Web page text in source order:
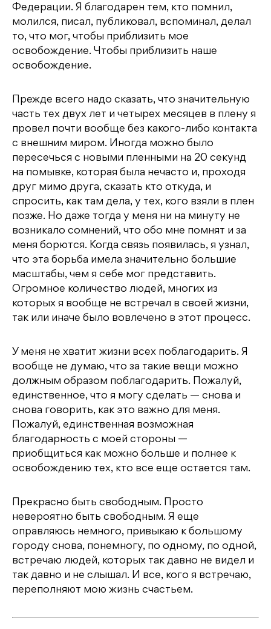
Федерации. Я благодарен тем, кто помнил,
молился, писал, публиковал, вспоминал, делал
то, что мог, чтобы приблизить мое
освобождение. Чтобы приблизить наше
освобождение.
Прежде всего надо сказать, что значительную
часть тех двух лет и четырех месяцев в плену я
провел почти вообще без какого-либо контакта
с внешним миром. Иногда можно было
пересечься с новыми пленными на 20 секунд
на помывке, которая была нечасто и, проходя
друг мимо друга, сказать кто откуда, и
спросить, как там дела, у тех, кого взяли в плен
позже. Но даже тогда у меня ни на минуту не
возникало сомнений, что обо мне помнят и за
меня борются. Когда связь появилась, я узнал,
что эта борьба имела значительно большие
масштабы, чем я себе мог представить.
Огромное количество людей, многих из
которых я вообще не встречал в своей жизни,
так или иначе было вовлечено в этот процесс.
У меня не хватит жизни всех поблагодарить. Я
вообще не думаю, что за такие вещи можно
должным образом поблагодарить. Пожалуй,
единственное, что я могу сделать — снова и
снова говорить, как это важно для меня.
Пожалуй, единственная возможная
благодарность с моей стороны —
приобщиться как можно больше и полнее к
освобождению тех, кто все еще остается там.
Прекрасно быть свободным. Просто
невероятно быть свободным. Я еще
оправляюсь немного, привыкаю к большому
городу снова, понемногу, по одному, по одной,
встречаю людей, которых так давно не видел и
так давно и не слышал. И все, кого я встречаю,
переполняют мою жизнь счастьем.